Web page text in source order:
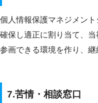
個人情報保護マネジメン
確保し適正に割り当て、
参画できる環境を作り、継
7.苦情・相談窓口